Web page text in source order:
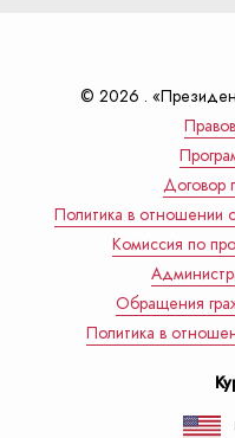
© 2026 .
Договор
Политика в отношении
Комиссия по
Обращения
Политика в